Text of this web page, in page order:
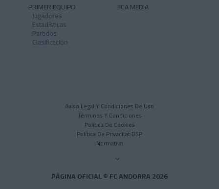
PRIMER EQUIPO
Jugadores
Estadísticas
Partidos
Clasificación
FCA MEDIA
Aviso Legal Y Condiciones De Uso
Términos Y Condiciones
Política De Cookies
Política De Privacitat DSP
Normativa
PÀGINA OFICIAL © FC ANDORRA 2026